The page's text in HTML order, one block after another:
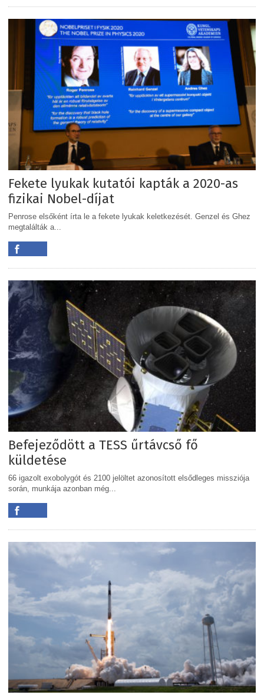
Fekete lyukak kutatói kapták a 2020-as
fizikai Nobel-díjat
Penrose elsőként írta le a fekete lyukak keletkezését. Genzel és Ghez
megtalálták a...
Befejeződött a TESS űrtávcső fő
küldetése
66 igazolt exobolygót és 2100 jelöltet azonosított elsődleges missziója
során, munkája azonban még...